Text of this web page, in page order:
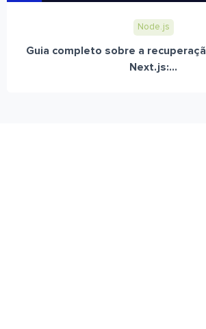
Node.js
Guia completo sobre a
Next.js:...